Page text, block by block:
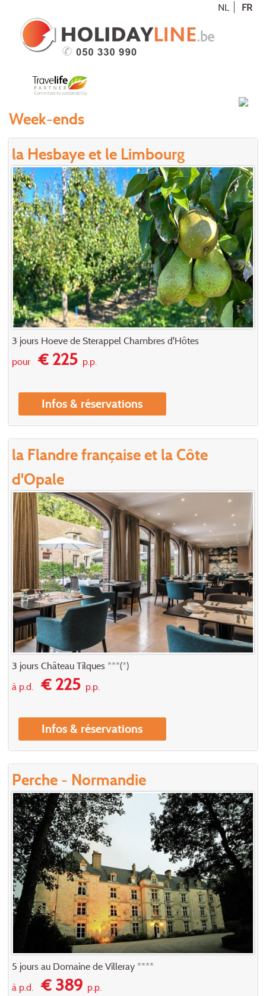
NL FR
Week-ends
la Hesbaye et le Limbourg
3 jours Hoeve de Sterappel Chambres d'Hôtes
pour € 225 p.p.
Infos & réservations
la Flandre française et la Côte
d'Opale
3 jours Château Tilques ***(*)
à p.d. € 225 p.p.
Infos & réservations
Perche - Normandie
5 jours au Domaine de Villeray ****
à p.d. € 389 p.p.